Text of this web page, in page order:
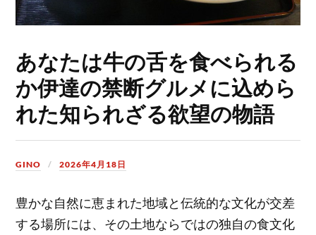
あなたは牛の舌を食べられる
か伊達の禁断グルメに込めら
れた知られざる欲望の物語
GINO 2026年4月18日
豊かな自然に恵まれた地域と伝統的な文化が交差
する場所には、その土地ならではの独自の食文化